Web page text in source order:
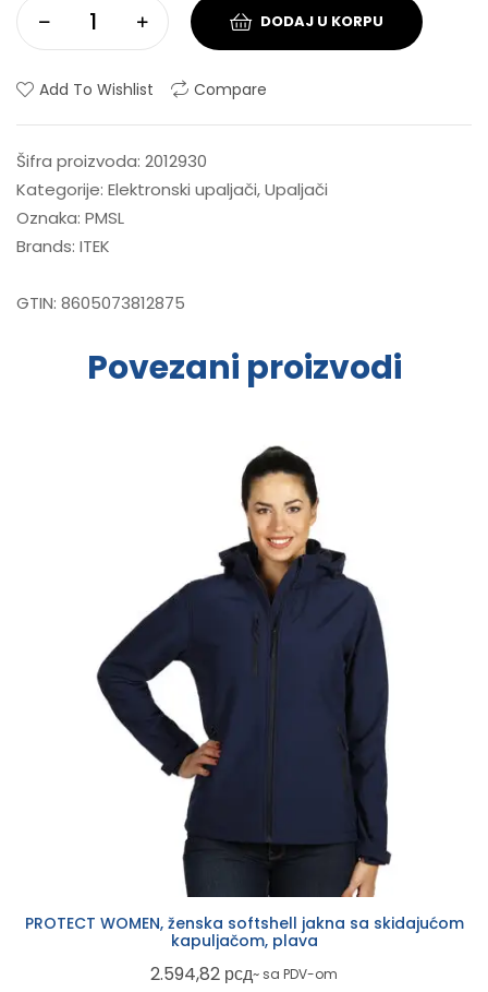
DODAJ U KORPU
Add To Wishlist Compare
Šifra proizvoda: 2012930
Kategorije: Elektronski upaljači,Upaljači
Oznaka: PMSL
Brands: ITEK
GTIN: 8605073812875
Povezani proizvodi
PROTECT WOMEN, ženska softshell jakna sa skidajućom
kapuljačom, plava
2.594,82 рсд~ sa PDV-om